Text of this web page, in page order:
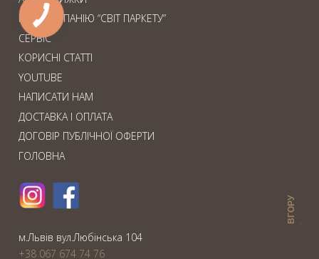
ПРО КОМПАНІЮ “СВІТ ПАРКЕТУ”
СЕРВІС
КОРИСНІ СТАТТІ
YOUTUBE
НАПИСАТИ НАМ
ДОСТАВКА І ОПЛАТА
ДОГОВІР ПУБЛІЧНОЇ ОФЕРТИ
ГОЛОВНА
ВГОРУ
м.Львiв вул.Любiнська 104
+38 067 674 74 76